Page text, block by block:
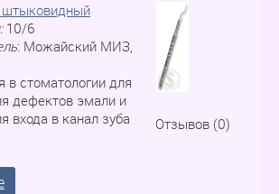
Отзывов (0)
штыковидный
10/6
: Можайский МИЗ,
в стоматологии для
дефектов эмали и
входа в канал зуба